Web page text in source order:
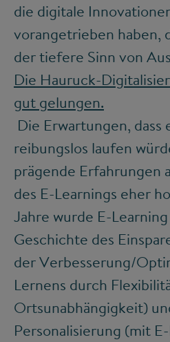
die digitale
vorangetrieben haben,
der tiefere Sinn von
Die Hauruck-
gut gelungen.
Die Erwartungen, dass
reibungslos laufen
prägende Erfahrungen
des E-Learnings eher
Jahre wurde E-
Geschichte des
der Verbesserung/
Lernens durch
Ortsunabhängigkeit)
Personalisierung (mit